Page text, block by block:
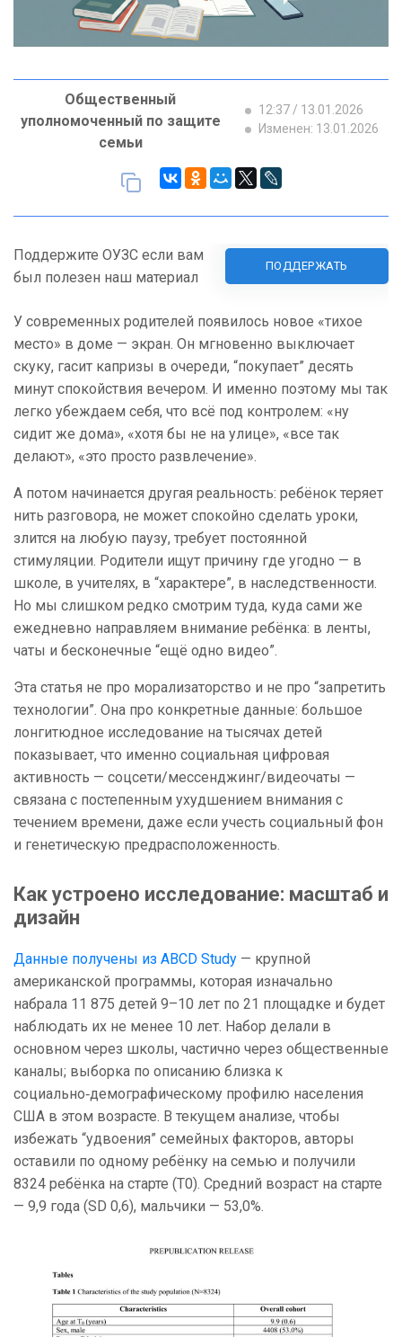
Общественный
уполномоченный по защите
семьи
12:37 / 13.01.2026
Изменен: 13.01.2026
Поддержите ОУЗС если вам
был полезен наш материал
ПОДДЕРЖАТЬ
У современных родителей появилось новое «тихое
место» в доме — экран. Он мгновенно выключает
скуку, гасит капризы в очереди, “покупает” десять
минут спокойствия вечером. И именно поэтому мы так
легко убеждаем себя, что всё под контролем: «ну
сидит же дома», «хотя бы не на улице», «все так
делают», «это просто развлечение».
А потом начинается другая реальность: ребёнок теряет
нить разговора, не может спокойно сделать уроки,
злится на любую паузу, требует постоянной
стимуляции. Родители ищут причину где угодно — в
школе, в учителях, в “характере”, в наследственности.
Но мы слишком редко смотрим туда, куда сами же
ежедневно направляем внимание ребёнка: в ленты,
чаты и бесконечные “ещё одно видео”.
Эта статья не про морализаторство и не про “запретить
технологии”. Она про конкретные данные: большое
лонгитюдное исследование на тысячах детей
показывает, что именно социальная цифровая
активность — соцсети/мессенджинг/видеочаты —
связана с постепенным ухудшением внимания с
течением времени, даже если учесть социальный фон
и генетическую предрасположенность.
Как устроено исследование: масштаб и
дизайн
Данные получены из ABCD Study — крупной
американской программы, которая изначально
набрала 11 875 детей 9–10 лет по 21 площадке и будет
наблюдать их не менее 10 лет. Набор делали в
основном через школы, частично через общественные
каналы; выборка по описанию близка к
социально‑демографическому профилю населения
США в этом возрасте. В текущем анализе, чтобы
избежать “удвоения” семейных факторов, авторы
оставили по одному ребёнку на семью и получили
8324 ребёнка на старте (T0). Средний возраст на старте
— 9,9 года (SD 0,6), мальчики — 53,0%.